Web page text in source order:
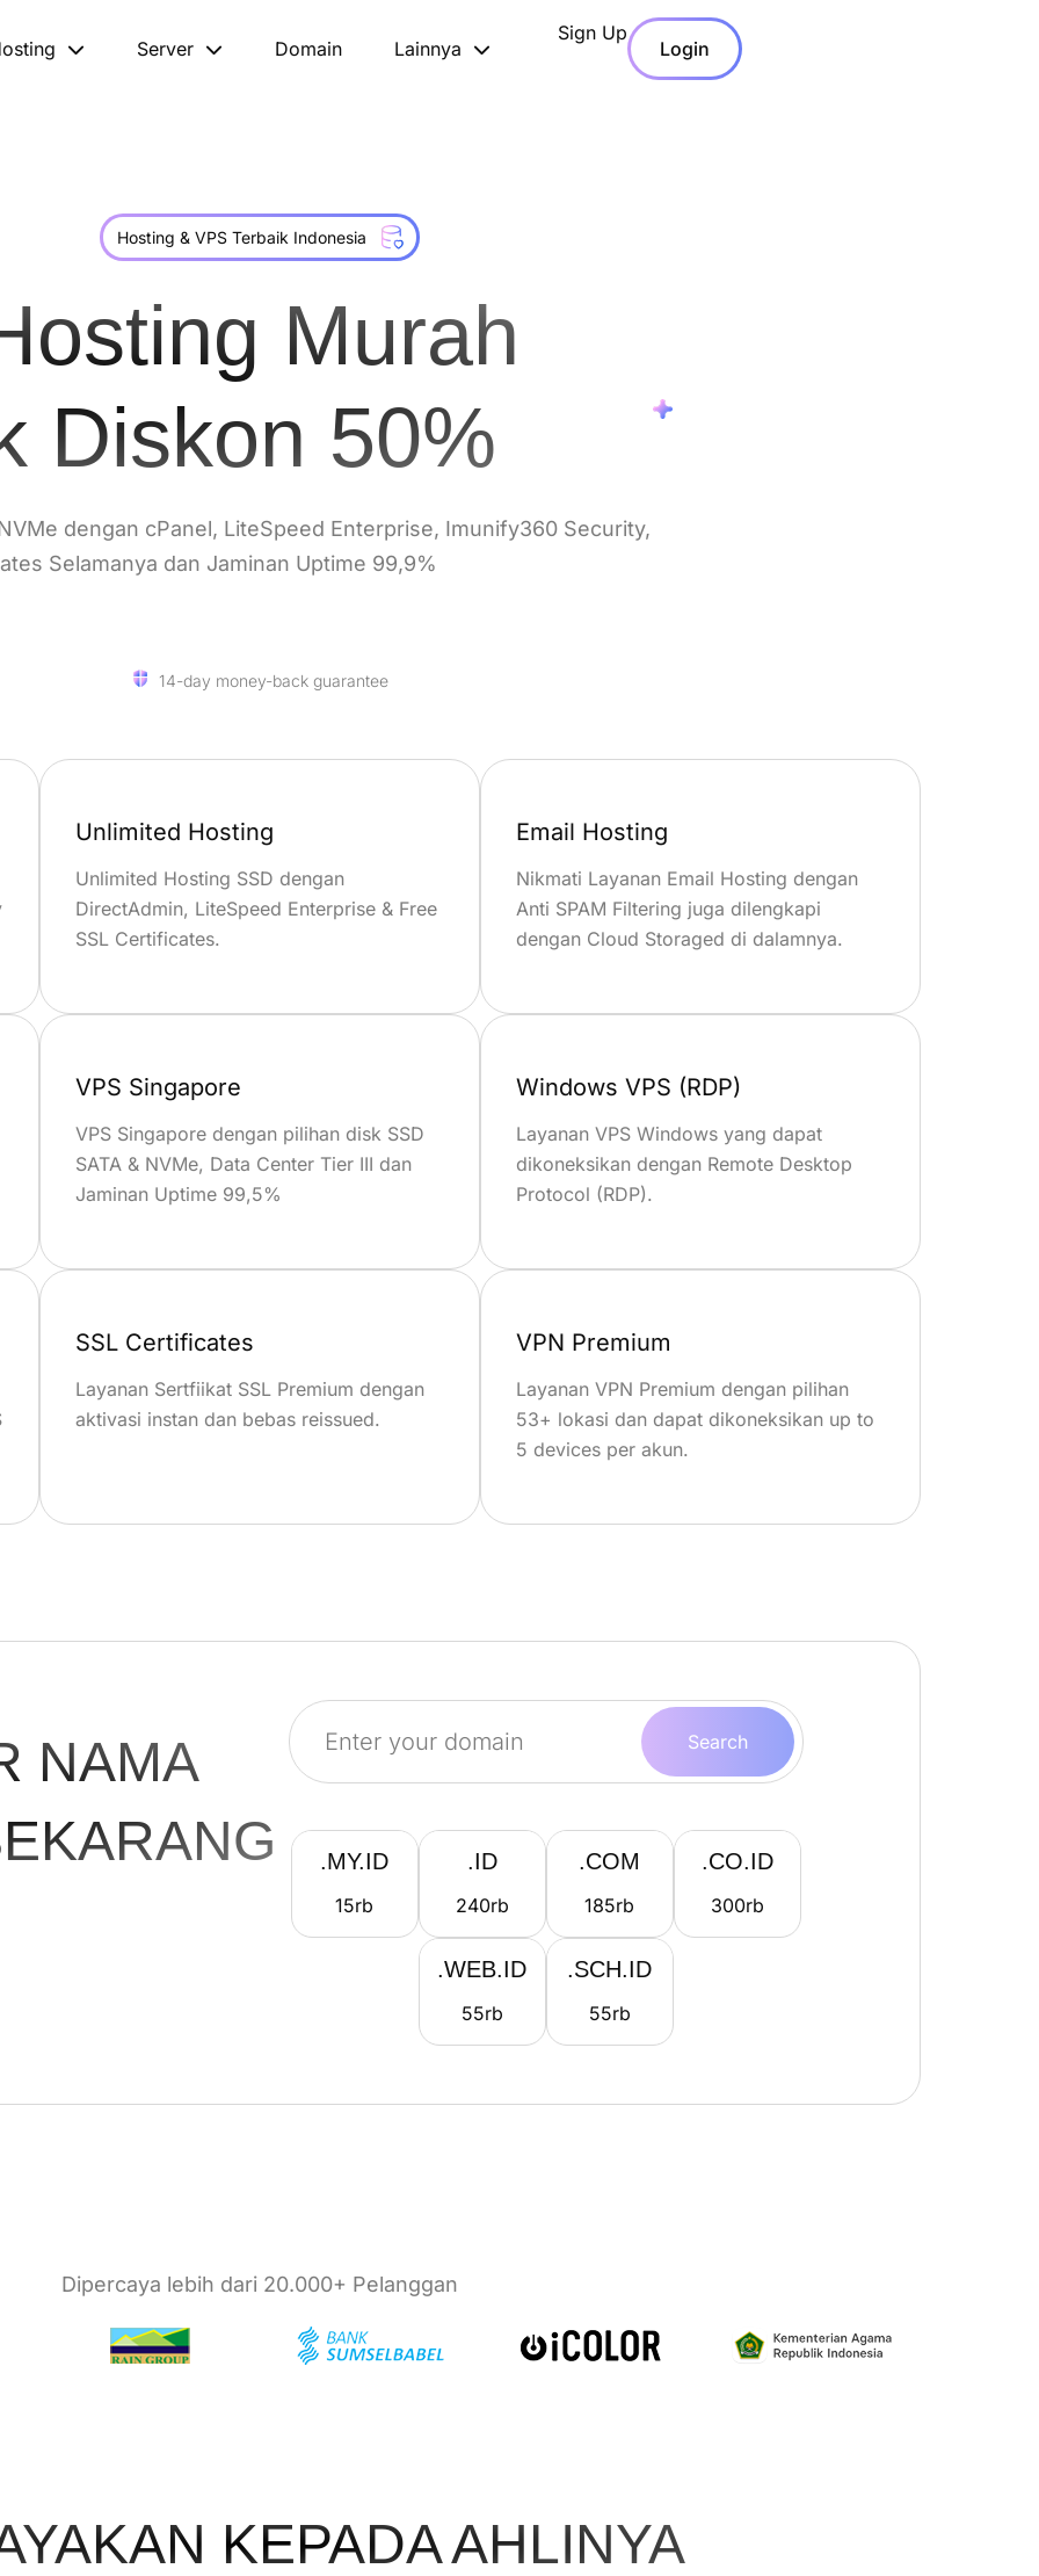
Server Domain Lainnya
Sign Up
Login
Hosting & VPS Terbaik Indonesia
Murah
Diskon 50%
dengan cPanel, LiteSpeed Enterprise, Imunify360 Security,
Selamanya dan Jaminan Uptime 99,9%
14-day money-back guarantee
Unlimited Hosting
Unlimited Hosting SSD dengan
DirectAdmin, LiteSpeed Enterprise & Free
SSL Certificates.
Email Hosting
Nikmati Layanan Email Hosting dengan
Anti SPAM Filtering juga dilengkapi
dengan Cloud Storaged di dalamnya.
VPS Singapore
VPS Singapore dengan pilihan disk SSD
SATA & NVMe, Data Center Tier III dan
Jaminan Uptime 99,5%
Windows VPS (RDP)
Layanan VPS Windows yang dapat
dikoneksikan dengan Remote Desktop
Protocol (RDP).
SSL Certificates
Layanan Sertfiikat SSL Premium dengan
aktivasi instan dan bebas reissued.
VPN Premium
Layanan VPN Premium dengan pilihan
53+ lokasi dan dapat dikoneksikan up to
5 devices per akun.
NAMA
.MY.ID
15rb
.ID
240rb
.COM
185rb
.CO.ID
300rb
.WEB.ID
55rb
.SCH.ID
55rb
Dipercaya lebih dari 20.000+ Pelanggan
KEPADA AHLINYA